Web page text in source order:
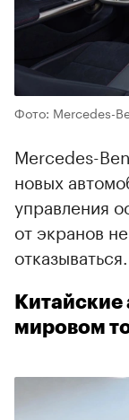
Фото: Mercedes-
Mercedes-
новых
управления
от экранов
отказываться.
мировом